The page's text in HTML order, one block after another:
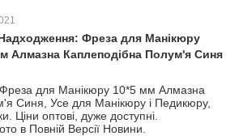
Фреза для Манікюру
Алмазна Каплеподібна Полум'я Синя
для Манікюру 10*5 мм Алмазна
Синя, Усе для Манікюру і Педикюру,
Ціни оптові, дуже доступні.
в Повній Версії Новини.